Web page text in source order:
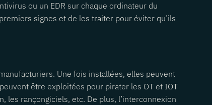
ou un EDR sur chaque ordinateur du
signes et de les traiter pour éviter qu’ils
Une fois installées, elles peuvent
être exploitées pour pirater les OT et IOT
les rançongiciels, etc. De plus, l’interconnexion